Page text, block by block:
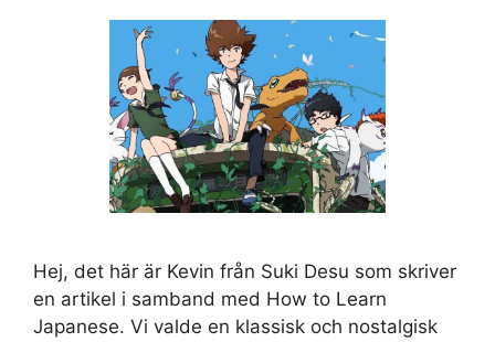
Hej, det här är Kevin från Suki Desu som skriver
en artikel i samband med How to Learn
Japanese. Vi valde en klassisk och nostalgisk